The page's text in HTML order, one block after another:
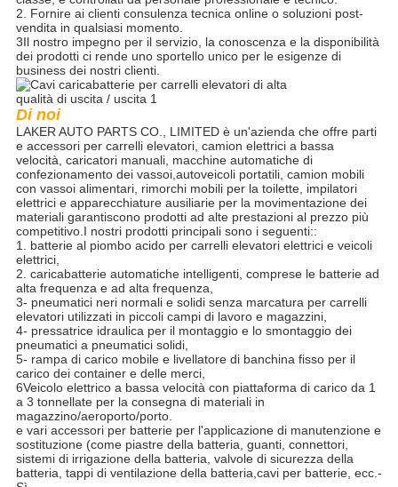
2. Fornire ai clienti consulenza tecnica online o soluzioni post-
vendita in qualsiasi momento.
3Il nostro impegno per il servizio, la conoscenza e la disponibilità
dei prodotti ci rende uno sportello unico per le esigenze di
business dei nostri clienti.
Di noi
LAKER AUTO PARTS CO., LIMITED è un'azienda che offre parti
e accessori per carrelli elevatori, camion elettrici a bassa
velocità, caricatori manuali, macchine automatiche di
confezionamento dei vassoi,autoveicoli portatili, camion mobili
con vassoi alimentari, rimorchi mobili per la toilette, impilatori
elettrici e apparecchiature ausiliarie per la movimentazione dei
materiali garantiscono prodotti ad alte prestazioni al prezzo più
competitivo.I nostri prodotti principali sono i seguenti::
1. batterie al piombo acido per carrelli elevatori elettrici e veicoli
elettrici,
2. caricabatterie automatiche intelligenti, comprese le batterie ad
alta frequenza e ad alta frequenza,
3- pneumatici neri normali e solidi senza marcatura per carrelli
elevatori utilizzati in piccoli campi di lavoro e magazzini,
4- pressatrice idraulica per il montaggio e lo smontaggio dei
pneumatici a pneumatici solidi,
5- rampa di carico mobile e livellatore di banchina fisso per il
carico dei container e delle merci,
6Veicolo elettrico a bassa velocità con piattaforma di carico da 1
a 3 tonnellate per la consegna di materiali in
magazzino/aeroporto/porto.
e vari accessori per batterie per l'applicazione di manutenzione e
sostituzione (come piastre della batteria, guanti, connettori,
sistemi di irrigazione della batteria, valvole di sicurezza della
batteria, tappi di ventilazione della batteria,cavi per batterie, ecc.-